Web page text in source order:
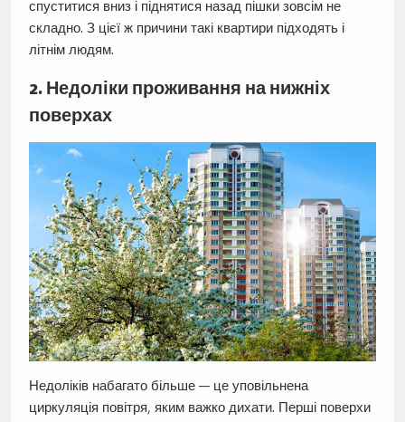
спуститися вниз і піднятися назад пішки зовсім не
складно. З цієї ж причини такі квартири підходять і
літнім людям.
2. Недоліки проживання на нижніх
поверхах
Недоліків набагато більше — це уповільнена
циркуляція повітря, яким важко дихати. Перші поверхи